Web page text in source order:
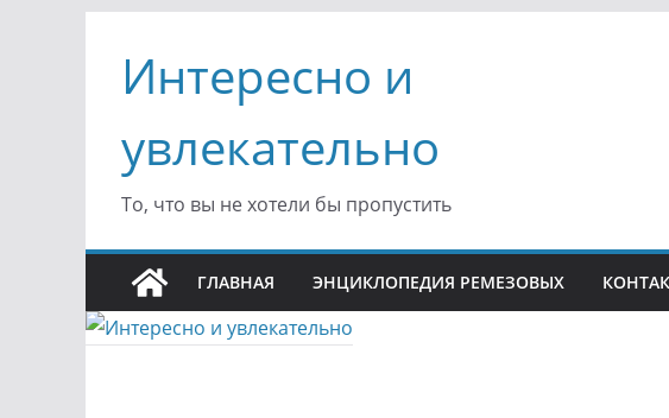
содержимому
Интересно и
увлекательно
То, что вы не хотели бы пропустить
ГЛАВНАЯ ЭНЦИКЛОПЕДИЯ РЕМЕЗОВЫХ